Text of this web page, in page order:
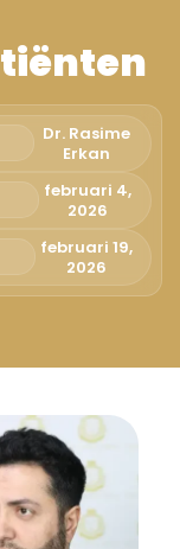
Türkçe
Italiano
Русский
Български
Dr. Rasime
Erkan
februari 4,
2026
februari 19,
2026